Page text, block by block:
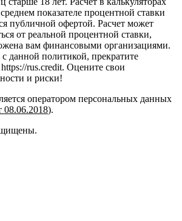
показателе процентной ставки
публичной офертой. Расчет может
от реальной процентной ставки,
вам финансовыми организациями.
данной политикой, прекратите
rus.credit. Оцените свои
и риски!
оператором персональных данных
).